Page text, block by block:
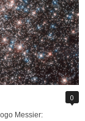
0
Messier: